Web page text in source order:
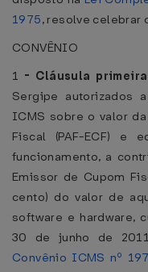
1975, resolve celebrar
CONVÊNIO
1 - Cláusula
Sergipe autorizados
ICMS sobre o valor
Fiscal (PAF-ECF) e
funcionamento, a
Emissor de Cupom
cento) do valor de
software e hardware,
30 de junho de
Convênio ICMS nº